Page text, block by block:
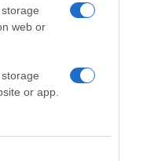
web or
or app.
káosz – Helló, Haifa!